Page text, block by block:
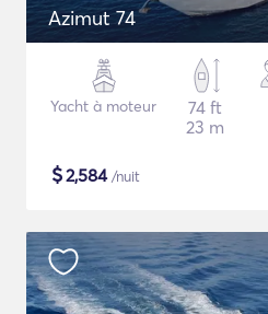
Azimut 74
Yacht à moteur
74 ft
23 m
$2,584/nuit